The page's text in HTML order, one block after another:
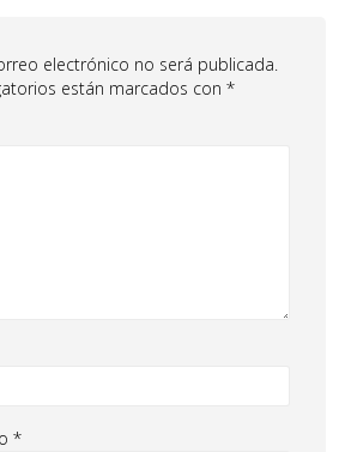
electrónico no será publicada.
están marcados con *
*